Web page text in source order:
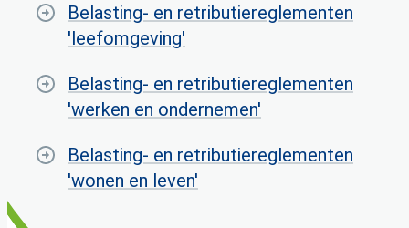
Belasting- en retributiereglementen
'leefomgeving'
Belasting- en retributiereglementen
'werken en ondernemen'
Belasting- en retributiereglementen
'wonen en leven'